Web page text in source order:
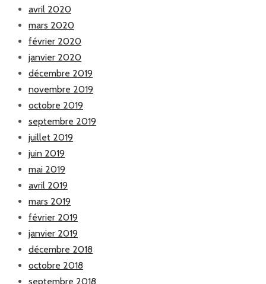
avril 2020
mars 2020
février 2020
janvier 2020
décembre 2019
novembre 2019
octobre 2019
septembre 2019
juillet 2019
juin 2019
mai 2019
avril 2019
mars 2019
février 2019
janvier 2019
décembre 2018
octobre 2018
septembre 2018